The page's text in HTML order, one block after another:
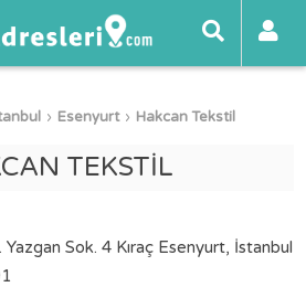
Esenyurt Hakcan Tekstil
TEKSTİL
Sok. 4 Kıraç Esenyurt, İstanbul